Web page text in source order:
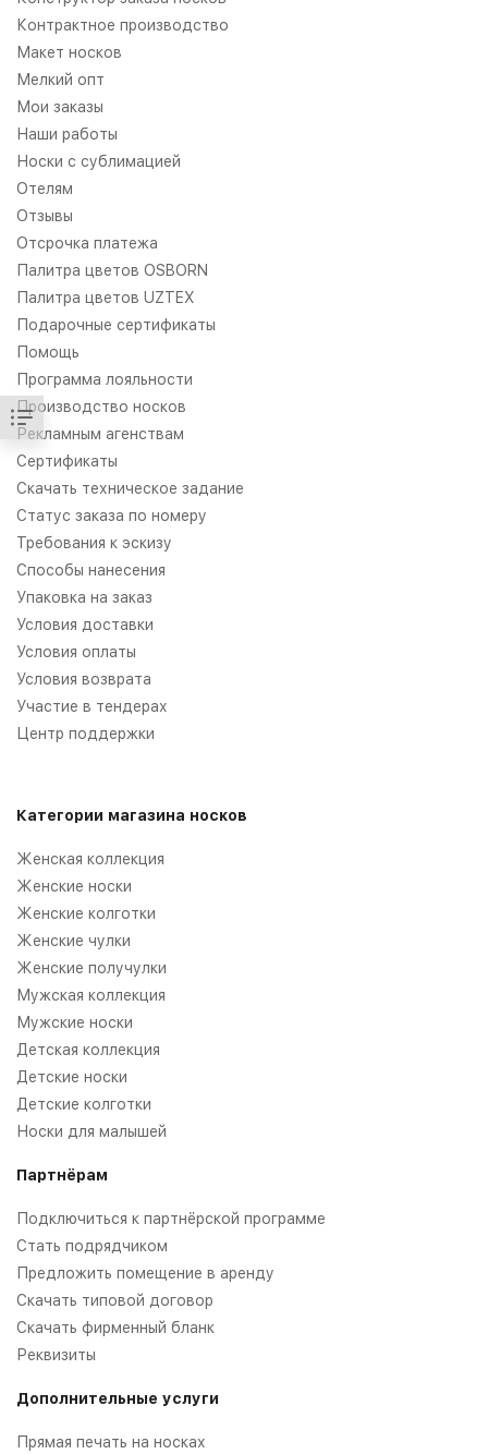
Контрактное производство
Макет носков
Мелкий опт
Мои заказы
Наши работы
Носки с сублимацией
Отелям
Отзывы
Отсрочка платежа
Палитра цветов OSBORN
Палитра цветов UZTEX
Подарочные сертификаты
Помощь
Программа лояльности
Производство носков
Рекламным агенствам
Сертификаты
Скачать техническое задание
Статус заказа по номеру
Требования к эскизу
Способы нанесения
Упаковка на заказ
Условия доставки
Условия оплаты
Условия возврата
Участие в тендерах
Центр поддержки
Категории магазина носков
Женская коллекция
Женские носки
Женские колготки
Женские чулки
Женские получулки
Мужская коллекция
Мужские носки
Детская коллекция
Детские носки
Детские колготки
Носки для малышей
Партнёрам
Подключиться к партнёрской программе
Стать подрядчиком
Предложить помещение в аренду
Скачать типовой договор
Скачать фирменный бланк
Реквизиты
Дополнительные услуги
Прямая печать на носках